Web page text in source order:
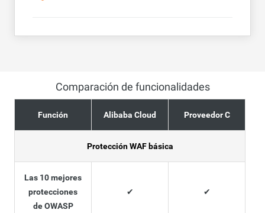
Comparación de funcionalidades
Función Alibaba Cloud Proveedor C
Protección WAF básica
Las 10 mejores
protecciones
de OWASP
✔ ✔